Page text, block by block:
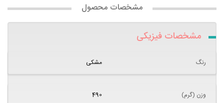
مشخصات محصول
مشخصات فیزیکی
رنگ مشکی
وزن (گرم) 490